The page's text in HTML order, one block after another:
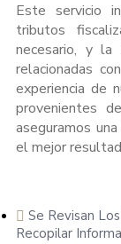
Este servicio
tributos
necesario, y la
relacionadas
experiencia de
provenientes
aseguramos
el mejor
Se Revisan
Recopilar